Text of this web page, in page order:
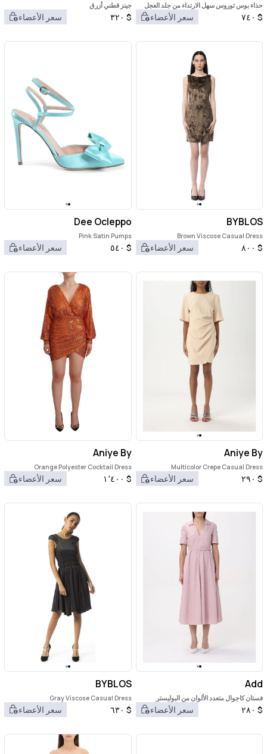
حذاء بوس توروس سهل الارتداء من جلد العجل
البني
$ ٧٤٠ سعر الأعضاء
جينز قطني أزرق
$ ٣٢٠ سعر الأعضاء
BYBLOS
Brown Viscose Casual Dress
$ ٨٠٠ سعر الأعضاء
Dee Ocleppo
Pink Satin Pumps
$ ٥٤٠ سعر الأعضاء
Aniye By
Multicolor Crepe Casual Dress
$ ٢٩٠ سعر الأعضاء
Aniye By
Orange Polyester Cocktail Dress
$ ١٬٤٠٠ سعر الأعضاء
Add
فستان كاجوال متعدد الألوان من البوليستر
$ ٢٨٠ سعر الأعضاء
BYBLOS
Gray Viscose Casual Dress
$ ٦٣٠ سعر الأعضاء